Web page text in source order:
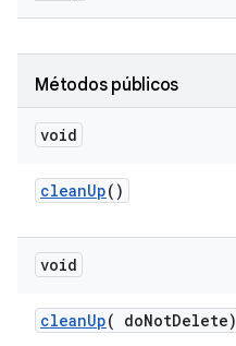
Métodos públicos
void
cleanUp()
void
cleanUp( doNotDelete)